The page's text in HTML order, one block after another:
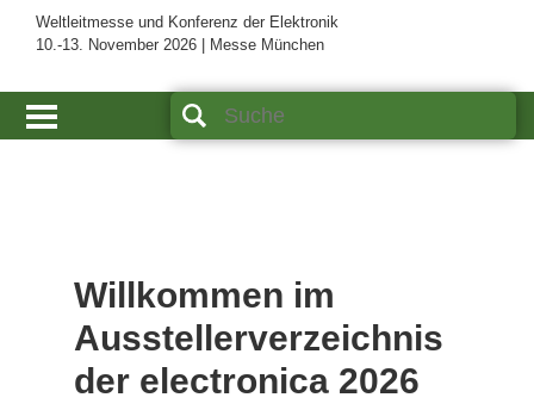
Weltleitmesse und Konferenz der Elektronik
10.-13. November 2026 | Messe München
Willkommen im
Ausstellerverzeichnis
der electronica 2026